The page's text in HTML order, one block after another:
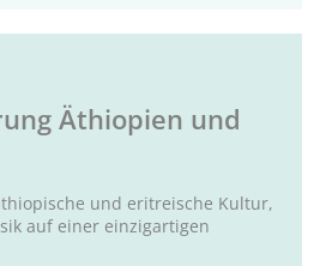
Äthiopien und
und eritreische Kultur,
auf einer einzigartigen